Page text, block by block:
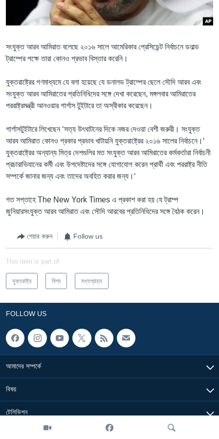
Learning English
FOLLOW US
অন্য ভাষায় ওয়েব সাইট
সংযুক্ত আরব আমিরাত বলেছে ২০১৬ সালে আমেরিকার প্রেসিডেন্ট নির্বাচনে ডনাল্ড
ট্রাম্পের পক্ষে তারা কোনও প্রভাব বিস্তার করেনি।
যুক্তরাষ্ট্রের গণমাধ্যমে যে বলা হয়েছে যে ডনালড ট্রাম্পের ছেলে সৌদি আরব এবং
সংযুক্ত আরব আমিরাতের প্রতিনিধিদের সঙ্গে দেখা করেছেন, মঙ্গলবার আমিরাতের
পররাষ্ট্রমন্ত্রী আনওয়ার গার্গাস টুইটারে তা অস্বীকার করেছেন।
গার্গাসটুইটারে লিখেছেন ‘সত্য উৎঘাটনের দিকে নজর দেওয়া বেশী জরুরী। সংযুক্ত
আরব আমিরাত কোনও প্রকার প্রভাব খাটায়নি যুক্তরাষ্ট্রের ২০১৬ সালের নির্বাচনে।‘
যুক্তরাষ্ট্রের অন্যান্য মিত্র দেশগুলির মত সংযুক্ত আরব আমিরাতের কর্মকর্তারা নির্বাচনী
প্রচারাভিযানের কর্মী এবং উপদেষ্টাদের সঙ্গে যোগাযোগ করেন প্রার্থী এবং পররাষ্ট্র নীতি
সম্পর্কে জানার জন্য এবং তাদের অবহিত করার জন্য।‘
গত সপ্তাহে The New York Times এ প্রকাশ করা হয় যে ট্রাম্প
জুনিয়ারসংযুক্ত আরব আমিরাত এবং সৌদি আরবের প্রতিনিধিদের সঙ্গে বৈঠক করেন।
শেয়ার করুন Follow us
This item is part of
যুক্তরাষ্ট্র বিশ্ব মধ্যপ্রাচ্য
FOLLOW US
আমাদের সম্পর্কে
বিষয়
টেলিভিশন